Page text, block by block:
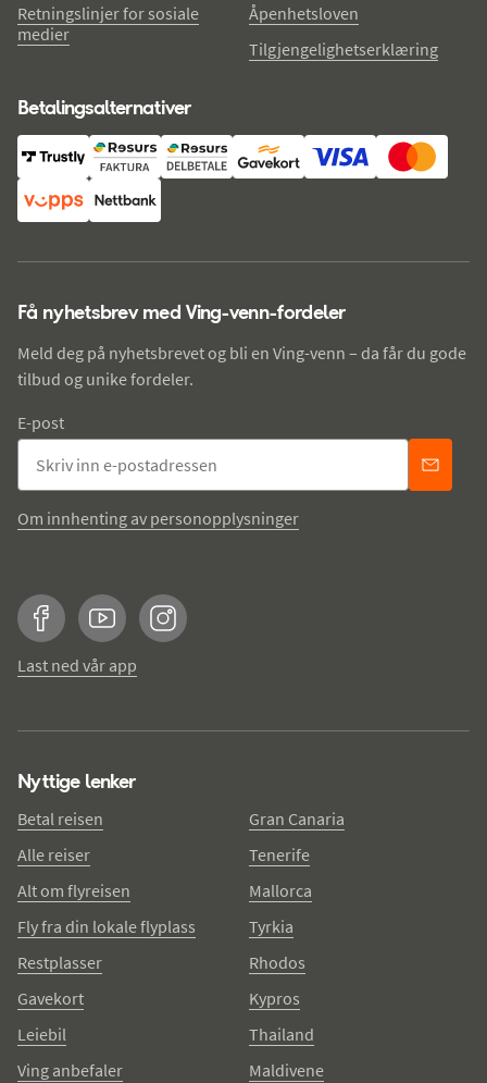
Retningslinjer for sosiale
medier
Åpenhetsloven
Tilgjengelighetserklæring
Betalingsalternativer
Få nyhetsbrev med Ving-venn-fordeler
Meld deg på nyhetsbrevet og bli en Ving-venn – da får du gode
tilbud og unike fordeler.
E-post
Om innhenting av personopplysninger
FacebookYouTubeInstagram
Last ned vår app
Nyttige lenker
Betal reisen
Alle reiser
Alt om flyreisen
Fly fra din lokale flyplass
Restplasser
Gavekort
Leiebil
Ving anbefaler
Gran Canaria
Tenerife
Mallorca
Tyrkia
Rhodos
Kypros
Thailand
Maldivene